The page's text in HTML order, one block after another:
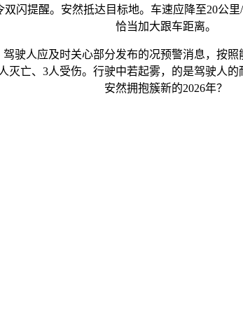
闪提醒。安然抵达目标地。车速应降至20公
恰当加大跟车距离。
人应及时关心部分发布的况预警消息，按照
亡、3人受伤。行驶中若起雾，的是驾驶人
安然拥抱簇新的2026年？